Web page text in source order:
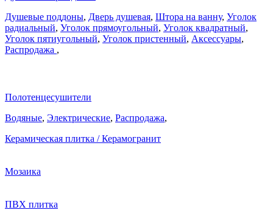
Душевые поддоны, Дверь душевая, Штора на ванну, Уголок
радиальный, Уголок прямоугольный, Уголок квадратный,
Уголок пятиугольный, Уголок пристенный, Аксессуары,
Распродажа ,
Полотенцесушители
Водяные, Электрические, Распродажа,
Керамическая плитка / Керамогранит
Мозаика
ПВХ плитка